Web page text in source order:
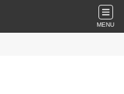
MENU